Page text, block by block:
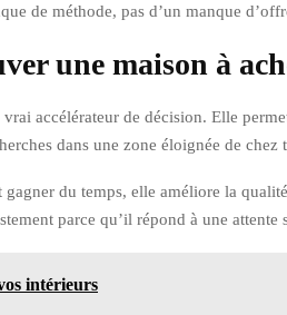
de méthode, pas d’un manque
une maison à
accélérateur de décision. Elle
dans une zone éloignée de chez
du temps, elle améliore la
parce qu’il répond à une
intérieurs